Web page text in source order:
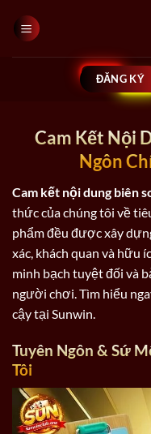
qua
ĐĂNG KÝ
Cam Kết Nội
Ngôn
Cam kết nội dung biên
thức của chúng tôi về
phẩm đều được xây
xác, khách quan và hữu
minh bạch tuyệt đối và
người chơi. Tìm hiểu
cậy tại Sunwin.
Tuyên Ngôn & Sứ
Tôi